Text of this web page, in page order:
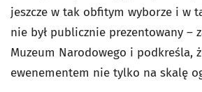
jeszcze w tak obfitym wyborze i w
nie był publicznie prezentowany –
Muzeum Narodowego i podkreśla,
ewenementem nie tylko na skalę